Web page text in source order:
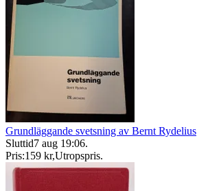
Grundläggande svetsning av Bernt Rydelius
Sluttid7 aug 19:06.
Pris:159 kr,Utropspris.